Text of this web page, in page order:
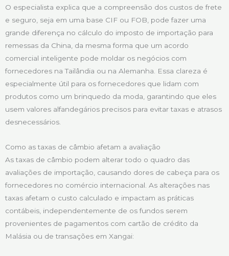
O especialista explica que a compreensão dos custos de frete
e seguro, seja em uma base CIF ou FOB, pode fazer uma
grande diferença no cálculo do imposto de importação para
remessas da China, da mesma forma que um acordo
comercial inteligente pode moldar os negócios com
fornecedores na Tailândia ou na Alemanha. Essa clareza é
especialmente útil para os fornecedores que lidam com
produtos como um brinquedo da moda, garantindo que eles
usem valores alfandegários precisos para evitar taxas e atrasos
desnecessários.
Como as taxas de câmbio afetam a avaliação
As taxas de câmbio podem alterar todo o quadro das
avaliações de importação, causando dores de cabeça para os
fornecedores no comércio internacional. As alterações nas
taxas afetam o custo calculado e impactam as práticas
contábeis, independentemente de os fundos serem
provenientes de pagamentos com cartão de crédito da
Malásia ou de transações em Xangai: